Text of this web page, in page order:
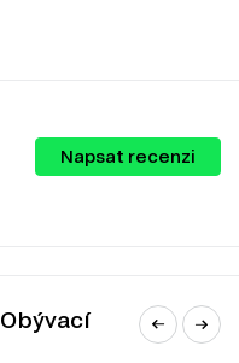
a korpus z dřevotřísky
nábytku.
canyon a šedého
Napsat recenzi